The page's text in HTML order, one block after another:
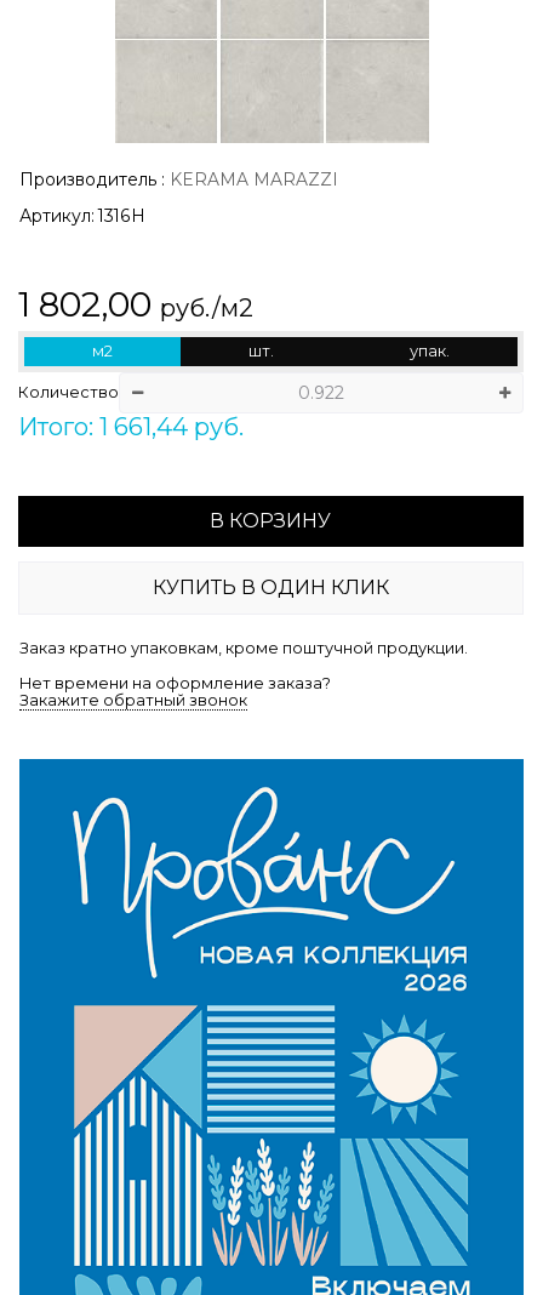
Производитель : KERAMA MARAZZI
Артикул: 1316H
1 802,00 руб./м2
м2 шт. упак.
Количество
Итого: 1 661,44 руб.
В КОРЗИНУ
КУПИТЬ В ОДИН КЛИК
Заказ кратно упаковкам, кроме поштучной продукции.
Нет времени на оформление заказа?
Закажите обратный звонок